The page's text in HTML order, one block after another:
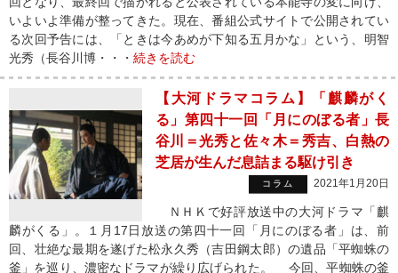
いよいよ準備が整ってきた。現在、番組公式サイトで公開されてい
る次回予告には、「ときは今あめが下知る五月かな」という、明智
光秀（長谷川博・・・ 続きを読む
【大河ドラマコラム】「麒麟がく
る」第四十一回「月にのぼる者」長
谷川＝光秀と佐々木＝秀吉、白熱の
芝居が生んだ息詰まる駆け引き
コラム 2021年1月20日
ＮＨＫで好評放送中の大河ドラマ「麒
麟がくる」。１月17日放送の第四十一回「月にのぼる者」は、前
回、壮絶な最期を遂げた松永久秀（吉田鋼太郎）の遺品「平蜘蛛の
釜」を巡り、濃密なドラマが繰り広げられた。 今回、平蜘蛛の釜